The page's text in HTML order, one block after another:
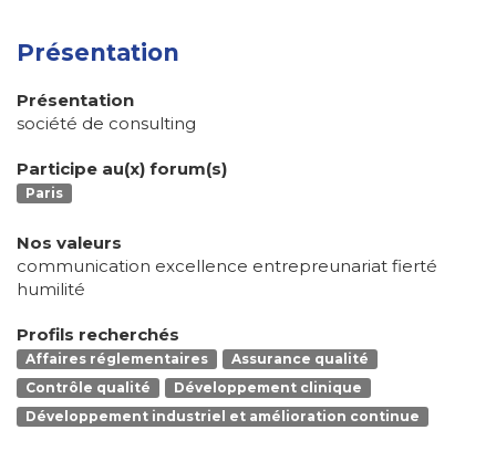
Présentation
Présentation
société de consulting
Participe au(x) forum(s)
Paris
Nos valeurs
communication excellence entrepreunariat fierté
humilité
Profils recherchés
Affaires réglementaires
Assurance qualité
Contrôle qualité
Développement clinique
Développement industriel et amélioration continue